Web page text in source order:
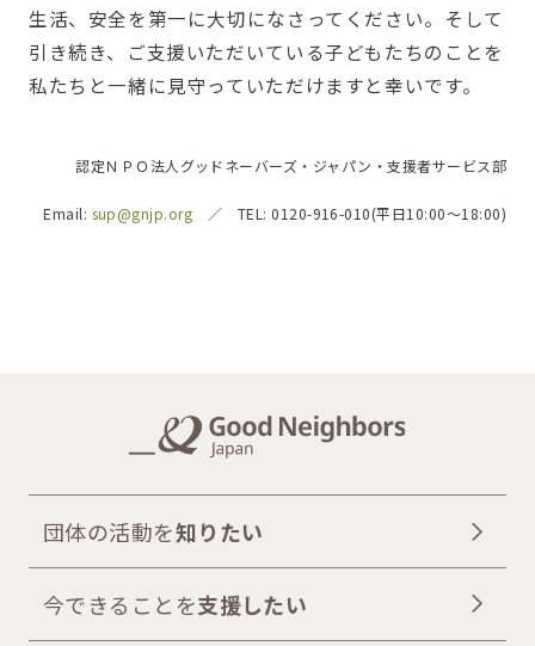
生活、安全を第一に大切になさってください。そして
引き続き、ご支援いただいている子どもたちのことを
私たちと一緒に見守っていただけますと幸いです。
認定ＮＰＯ法人グッドネーバーズ・ジャパン・支援者サービス部
Email: sup@gnjp.org ／ TEL: 0120-916-010(平日10:00～18:00)
団体の活動を知りたい
今できることを支援したい